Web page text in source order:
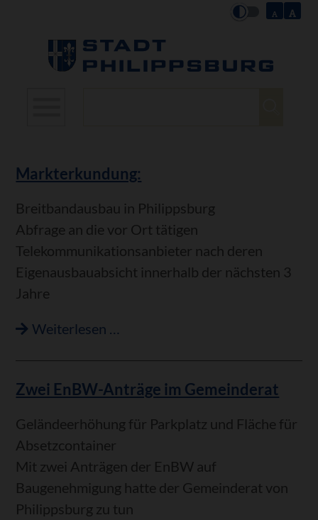
Markterkundung:
Breitbandausbau in Philippsburg
Abfrage an die vor Ort tätigen
Telekommunikationsanbieter nach deren
Eigenausbauabsicht innerhalb der nächsten 3
Jahre
Weiterlesen …
Zwei EnBW-Anträge im Gemeinderat
Geländeerhöhung für Parkplatz und Fläche für
Absetzcontainer
Mit zwei Anträgen der EnBW auf
Baugenehmigung hatte der Gemeinderat von
Philippsburg zu tun